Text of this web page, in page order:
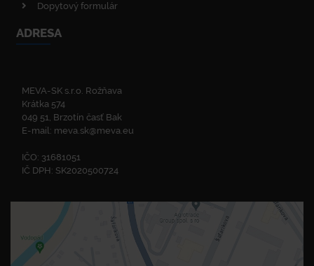
Dopytový formulár
ADRESA
MEVA-SK s.r.o. Rožňava
Krátka 574
049 51, Brzotín časť Bak
E-mail: meva.sk@meva.eu
IČO: 31681051
IČ DPH: SK2020500724